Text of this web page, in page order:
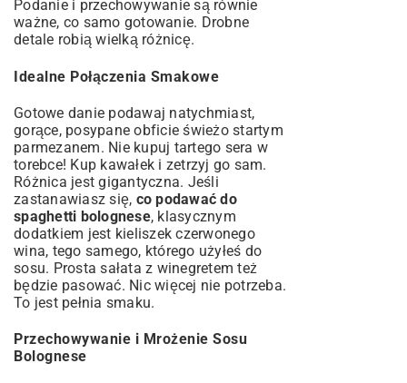
Podanie i przechowywanie są równie
ważne, co samo gotowanie. Drobne
detale robią wielką różnicę.
Idealne Połączenia Smakowe
Gotowe danie podawaj natychmiast,
gorące, posypane obficie świeżo startym
parmezanem. Nie kupuj tartego sera w
torebce! Kup kawałek i zetrzyj go sam.
Różnica jest gigantyczna. Jeśli
zastanawiasz się, co podawać do
spaghetti bolognese, klasycznym
dodatkiem jest kieliszek czerwonego
wina, tego samego, którego użyłeś do
sosu. Prosta sałata z winegretem też
będzie pasować. Nic więcej nie potrzeba.
To jest pełnia smaku.
Przechowywanie i Mrożenie Sosu
Bolognese